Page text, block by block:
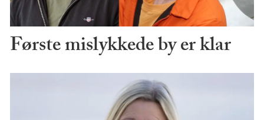
Første mislykkede by er klar